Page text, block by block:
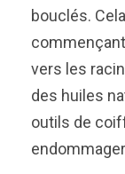
bouclés.
vers les
des huiles
outils de